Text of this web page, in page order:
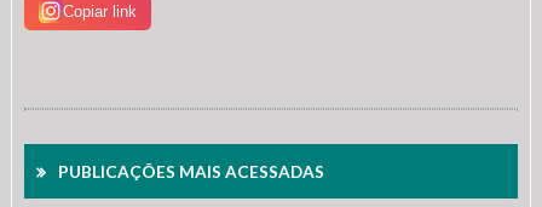
Copiar link
PUBLICAÇÕES MAIS ACESSADAS